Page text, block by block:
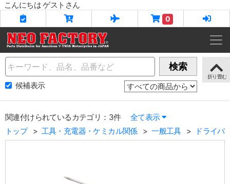
こんにちは ゲストさん
0
Name 検索
候補表示
関連付けられているカテゴリ：3件
全て表示
トップ
工具・充電器・ケミカル関係 一般工具 ドライバ